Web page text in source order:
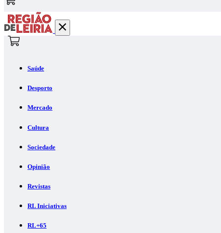
Saúde
Desporto
Mercado
Cultura
Sociedade
Opinião
Revistas
RL Iniciativas
RL+65